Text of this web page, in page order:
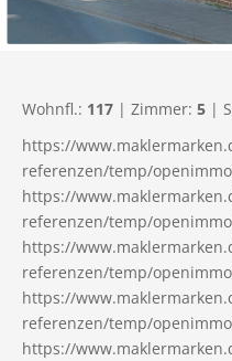
Wohnfl.: 117 | Zimmer: 5 |
https://
referenzen/temp/
https://
referenzen/temp/
https://
referenzen/temp/
https://
referenzen/temp/
https://